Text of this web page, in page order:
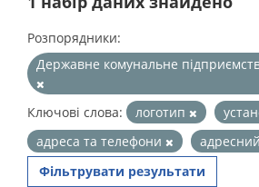
Розпорядники:
Державне комунальне
Ключові слова: логотип
адреса та телефони
Фільтрувати результати